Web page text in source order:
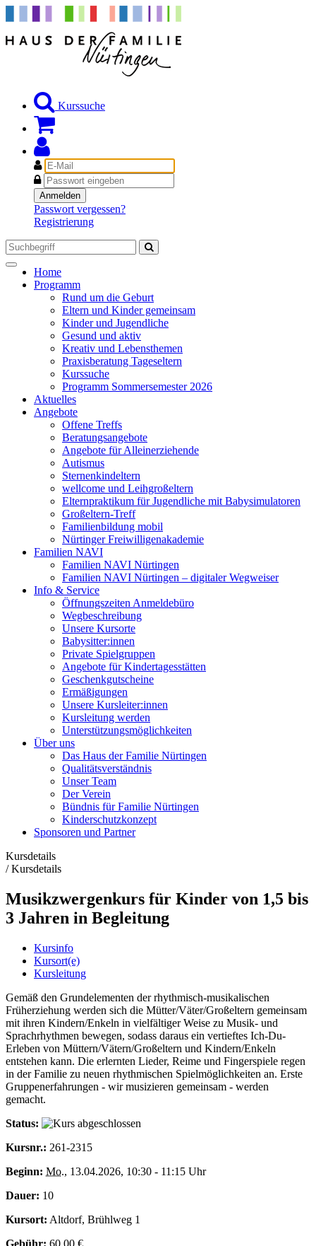
Kurssuche
E-
Mail
Passwort
Anmelden
Passwort vergessen?
Registrierung
Toggle
navigation
Home
Programm
Rund um die Geburt
Eltern und Kinder gemeinsam
Kinder und Jugendliche
Gesund und aktiv
Kreativ und Lebensthemen
Praxisberatung Tageseltern
Kurssuche
Programm Sommersemester 2026
Aktuelles
Angebote
Offene Treffs
Beratungsangebote
Angebote für Alleinerziehende
Autismus
Sternenkindeltern
wellcome und Leihgroßeltern
Elternpraktikum für Jugendliche mit Babysimulatoren
Großeltern-Treff
Familienbildung mobil
Nürtinger Freiwilligenakademie
Familien NAVI
Familien NAVI Nürtingen
Familien NAVI Nürtingen – digitaler Wegweiser
Info & Service
Öffnungszeiten Anmeldebüro
Wegbeschreibung
Unsere Kursorte
Babysitter:innen
Private Spielgruppen
Angebote für Kindertagesstätten
Geschenkgutscheine
Ermäßigungen
Unsere Kursleiter:innen
Kursleitung werden
Unterstützungsmöglichkeiten
Über uns
Das Haus der Familie Nürtingen
Qualitätsverständnis
Unser Team
Der Verein
Bündnis für Familie Nürtingen
Kinderschutzkonzept
Sponsoren und Partner
Kursdetails
/Kursdetails
Musikzwergenkurs für Kinder von 1,5 bis
3 Jahren in Begleitung
Kursinfo
Kursort(e)
Kursleitung
Gemäß den Grundelementen der rhythmisch-musikalischen
Früherziehung werden sich die Mütter/Väter/Großeltern gemeinsam
mit ihren Kindern/Enkeln in vielfältiger Weise zu Musik- und
Sprachrhythmen bewegen, sodass daraus ein vertieftes Ich-Du-
Erleben von Müttern/Vätern/Großeltern und Kindern/Enkeln
entstehen kann. Die erlernten Lieder, Reime und Fingerspiele regen
in der Familie zu neuen rhythmischen Spielmöglichkeiten an. Erste
Gruppenerfahrungen - wir musizieren gemeinsam - werden
gemacht.
Status:
Kursnr.: 261-2315
Beginn: Mo., 13.04.2026, 10:30 - 11:15 Uhr
Dauer: 10
Kursort: Altdorf, Brühlweg 1
Gebühr: 60,00 €